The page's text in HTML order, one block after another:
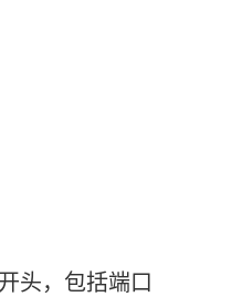
头，包括端口